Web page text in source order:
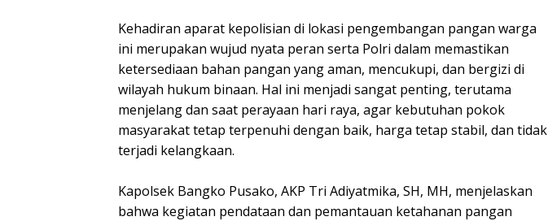
Kehadiran aparat kepolisian di lokasi pengembangan pangan warga
ini merupakan wujud nyata peran serta Polri dalam memastikan
ketersediaan bahan pangan yang aman, mencukupi, dan bergizi di
wilayah hukum binaan. Hal ini menjadi sangat penting, terutama
menjelang dan saat perayaan hari raya, agar kebutuhan pokok
masyarakat tetap terpenuhi dengan baik, harga tetap stabil, dan tidak
terjadi kelangkaan.
Kapolsek Bangko Pusako, AKP Tri Adiyatmika, SH, MH, menjelaskan
bahwa kegiatan pendataan dan pemantauan ketahanan pangan